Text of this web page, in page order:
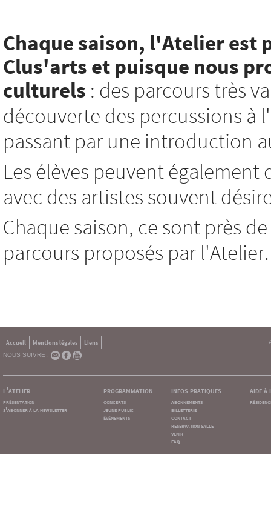
Chaque saison, l'Atelier
Clus'arts et puisque nous
culturels : des parcours très
découverte des percussions
passant par une introduction
Les élèves peuvent
avec des artistes souvent
Chaque saison, ce sont près
parcours proposés par l'Atelier.
Accueil Mentions légales
Liens
NOUS SUIVRE :
l'atelier
présentation
s'abonner à la newsletter
programmation
concerts
jeune public
événements
infos pratiques
abonnements
billetterie
contact
reservation salle
venir
faq
aide